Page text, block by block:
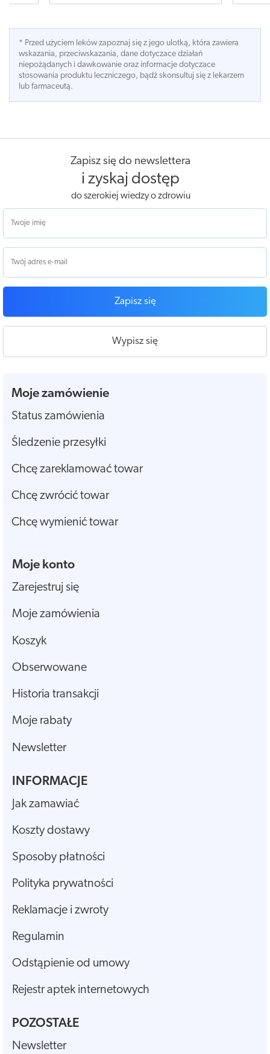
* Przed użyciem leków zapoznaj się z jego ulotką, która zawiera
wskazania, przeciwskazania, dane dotyczace działań
niepożądanych i dawkowanie oraz informacje dotyczace
stosowania produktu leczniczego, bądź skonsultuj się z lekarzem
lub farmaceutą.
Zapisz się do newslettera
i zyskaj dostęp
do szerokiej wiedzy o zdrowiu
Zapisz się
Wypisz się
Moje zamówienie
Status zamówienia
Śledzenie przesyłki
Chcę zareklamować towar
Chcę zwrócić towar
Chcę wymienić towar
Moje konto
Zarejestruj się
Moje zamówienia
Koszyk
Obserwowane
Historia transakcji
Moje rabaty
Newsletter
INFORMACJE
Jak zamawiać
Koszty dostawy
Sposoby płatności
Polityka prywatności
Reklamacje i zwroty
Regulamin
Odstąpienie od umowy
Rejestr aptek internetowych
POZOSTAŁE
Newsletter